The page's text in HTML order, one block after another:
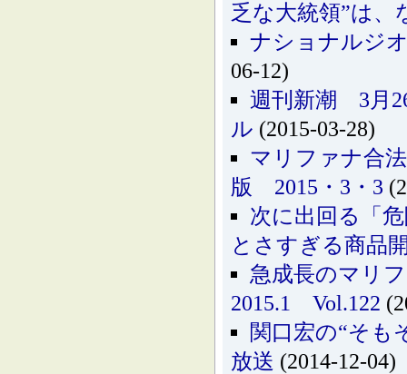
乏な大統領”は、
ナショナルジ
06-12)
週刊新潮 3月
ル (2015-03-28)
マリファナ合
版 2015・3・3
次に出回る「
とさすぎる商品
急成長のマリ
2015.1 Vol.122
関口宏の“そも
放送 (2014-12-04)